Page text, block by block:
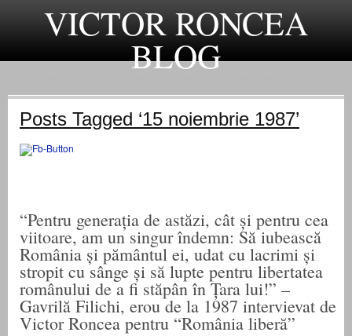
VICTOR RONCEA
BLOG
Posts Tagged ‘15 noiembrie 1987’
“Pentru generația de astăzi, cât și pentru cea
viitoare, am un singur îndemn: Să iubească
România și pământul ei, udat cu lacrimi și
stropit cu sânge și să lupte pentru libertatea
românului de a fi stăpân în Țara lui!” –
Gavrilă Filichi, erou de la 1987 intervievat de
Victor Roncea pentru “România liberă”